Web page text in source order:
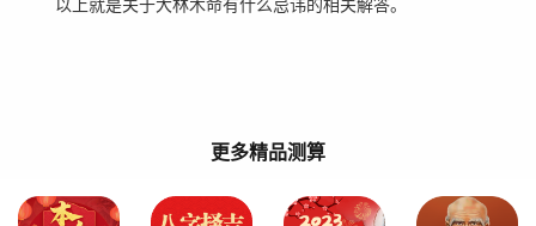
以上就是关于大林木命有什么忌讳的相关解答。
更多精品测算